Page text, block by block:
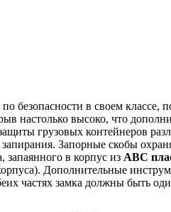
безопасности в своем классе,
настолько высоко, что
грузовых контейнеров
Запорные скобы
запаянного в корпус из АВС
Дополнительные
частях замка должны быть